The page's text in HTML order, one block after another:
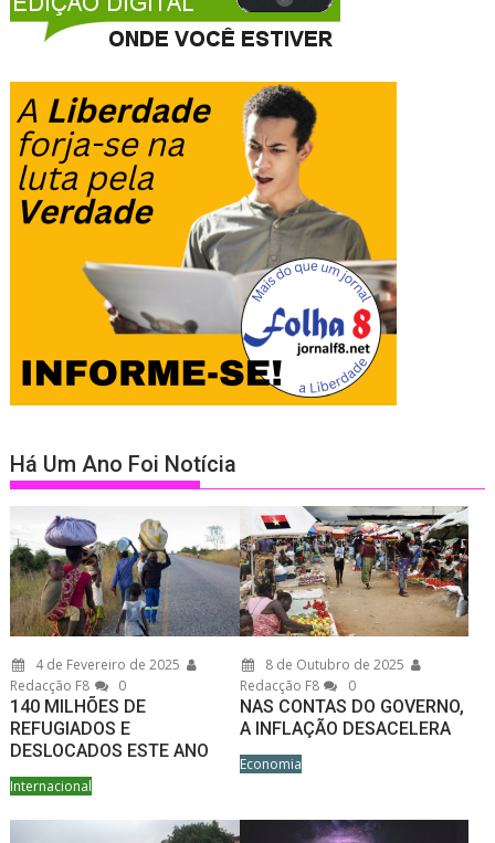
Há Um Ano Foi Notícia
4 de Fevereiro de 2025
Redacção F8
0
140 MILHÕES DE
REFUGIADOS E
DESLOCADOS ESTE ANO
Internacional
8 de Outubro de 2025
Redacção F8
0
NAS CONTAS DO GOVERNO,
A INFLAÇÃO DESACELERA
Economia